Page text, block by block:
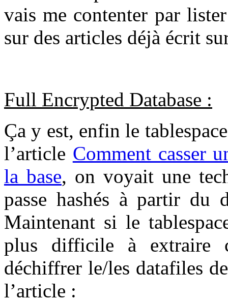
vais me contenter par
sur des articles déjà écrit
Full Encrypted Database :
Ça y est, enfin le
l’article Comment casser
la base, on voyait une
passe hashés à partir du
Maintenant si le
plus difficile à extraire
déchiffrer le/les datafiles
l’article :